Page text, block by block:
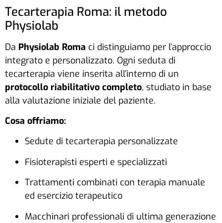
Tecarterapia Roma: il metodo
Physiolab
Da Physiolab Roma ci distinguiamo per l’approccio
integrato e personalizzato. Ogni seduta di
tecarterapia viene inserita all’interno di un
protocollo riabilitativo completo, studiato in base
alla valutazione iniziale del paziente.
Cosa offriamo:
Sedute di tecarterapia personalizzate
Fisioterapisti esperti e specializzati
Trattamenti combinati con terapia manuale
ed esercizio terapeutico
Macchinari professionali di ultima generazione